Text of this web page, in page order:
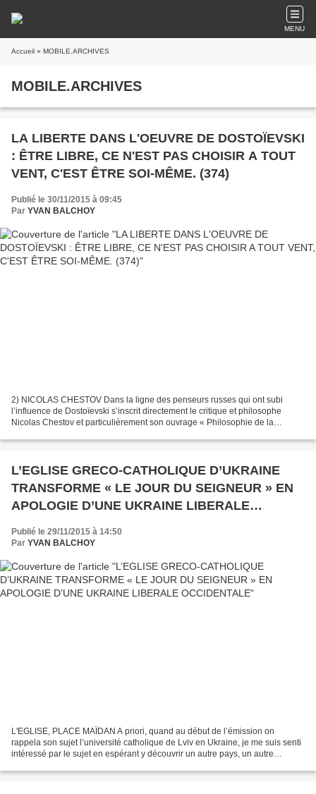
MENU
Accueil » MOBILE.ARCHIVES
MOBILE.ARCHIVES
LA LIBERTE DANS L'OEUVRE DE DOSTOÏEVSKI
: ÊTRE LIBRE, CE N'EST PAS CHOISIR A TOUT
VENT, C'EST ÊTRE SOI-MÊME. (374)
Publié le 30/11/2015 à 09:45
Par YVAN BALCHOY
2) NICOLAS CHESTOV Dans la ligne des penseurs russes qui ont subi
l’influence de Dostoïevski s’inscrit directement le critique et philosophe
Nicolas Chestov et particulièrement son ouvrage « Philosophie de la
L’EGLISE GRECO-CATHOLIQUE D’UKRAINE
TRANSFORME « LE JOUR DU SEIGNEUR » EN
APOLOGIE D’UNE UKRAINE LIBERALE
Publié le 29/11/2015 à 14:50
Par YVAN BALCHOY
L'EGLISE, PLACE MAÏDAN A priori, quand au début de l’émission on
rappela son sujet l’université catholique de Lviv en Ukraine, je me suis senti
intéressé par le sujet en espérant y découvrir un autre pays, un autre